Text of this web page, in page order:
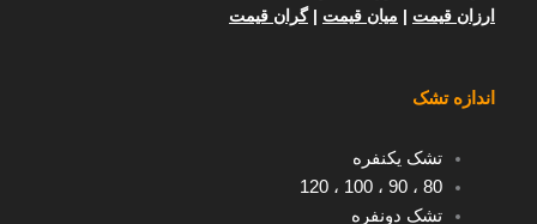
ارزان قیمت
میان قیمت |گران قیمت
اندازه تشک
تشک یکنفره
80، 90، 100 ، 120
تشک دونفره